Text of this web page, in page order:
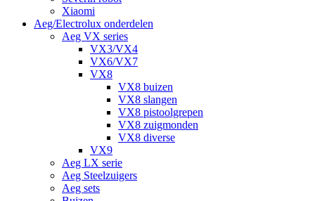
Xiaomi
Aeg/Electrolux onderdelen
Aeg VX series
VX3/VX4
VX6/VX7
VX8
VX8 buizen
VX8 slangen
VX8 pistoolgrepen
VX8 zuigmonden
VX8 diverse
VX9
Aeg LX serie
Aeg Steelzuigers
Aeg sets